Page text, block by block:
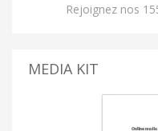
Rejoignez nos
MEDIA KIT